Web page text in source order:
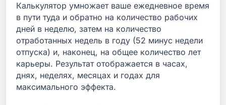
Калькулятор умножает ваше ежедневное время
в пути туда и обратно на количество рабочих
дней в неделю, затем на количество
отработанных недель в году (52 минус недели
отпуска) и, наконец, на общее количество лет
карьеры. Результат отображается в часах,
днях, неделях, месяцах и годах для
максимального эффекта.